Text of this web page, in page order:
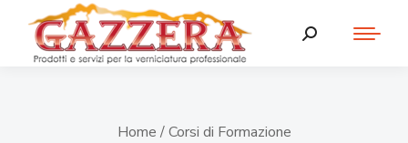
Home / Corsi di Formazione